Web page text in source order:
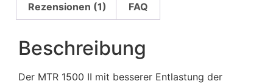
Rezensionen (1) FAQ
Beschreibung
Der MTR 1500 II mit besserer Entlastung der